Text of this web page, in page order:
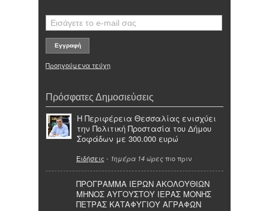
Προηγούμενα τεύχη
Πρόσφατες Δημοσιεύσεις
Η Περιφέρεια Θεσσαλίας ενισχύει
την Πολιτική Προστασία του Δήμου
Σοφάδων με 300.000 ευρώ
Ειδήσεις - 1ημέρα 14 ώρες πιο πριν
ΠΡΟΓΡΑΜΜΑ ΙΕΡΩΝ ΑΚΟΛΟΥΘΙΩΝ
ΜΗΝΟΣ ΑΥΓΟΥΣΤΟΥ ΙΕΡΑΣ ΜΟΝΗΣ
ΠΕΤΡΑΣ ΚΑΤΑΦΥΓΙΟΥ ΑΓΡΑΦΩΝ